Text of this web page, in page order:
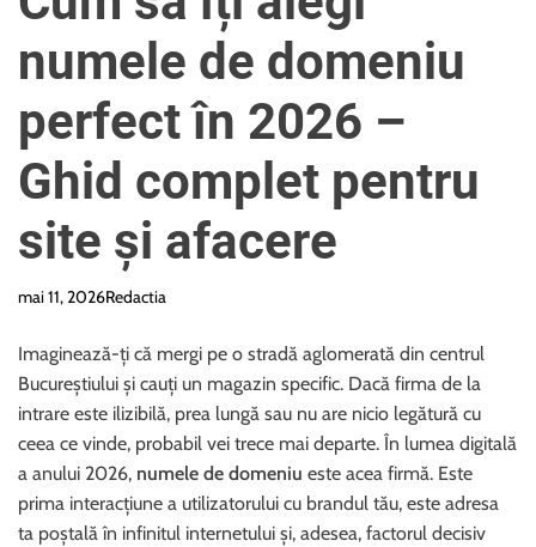
numele de domeniu
perfect în 2026 –
Ghid complet pentru
site și afacere
mai 11, 2026Redactia
Imaginează-ți că mergi pe o stradă aglomerată din centrul
Bucureștiului și cauți un magazin specific. Dacă firma de la
intrare este ilizibilă, prea lungă sau nu are nicio legătură cu
ceea ce vinde, probabil vei trece mai departe. În lumea digitală
a anului 2026, numele de domeniu este acea firmă. Este
prima interacțiune a utilizatorului cu brandul tău, este adresa
ta poștală în infinitul internetului și, adesea, factorul decisiv